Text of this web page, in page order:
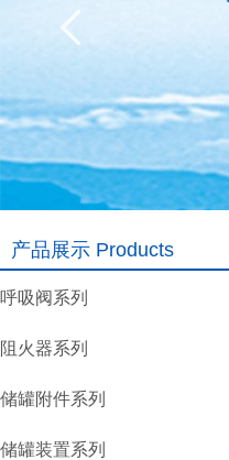
产品展示 Products
呼吸阀系列
阻火器系列
储罐附件系列
储罐装置系列